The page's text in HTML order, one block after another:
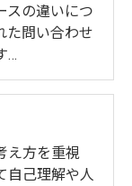
スの違いにつ
た問い合わせ
…
え方を重視
自己理解や人